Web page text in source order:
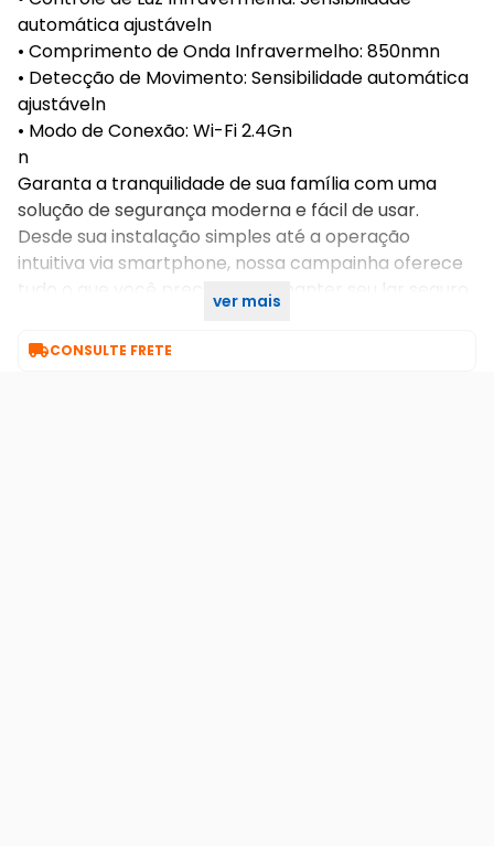
automática ajustáveln
• Comprimento de Onda Infravermelho: 850nmn
• Detecção de Movimento: Sensibilidade automática
ajustáveln
• Modo de Conexão: Wi-Fi 2.4Gn
n
Garanta a tranquilidade de sua família com uma
solução de segurança moderna e fácil de usar.
Desde sua instalação simples até a operação
intuitiva via smartphone, nossa campainha oferece
tudo o que você precisa para manter seu lar seguro
ver mais
CONSULTE FRETE